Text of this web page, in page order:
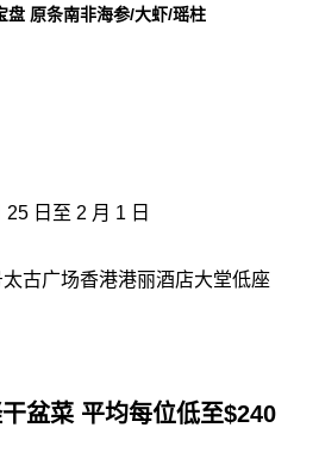
盘 原条南非海参/大虾/瑶柱
日至 2 月 1 日
古广场香港港丽酒店大堂低座
盆菜 平均每位低至$240